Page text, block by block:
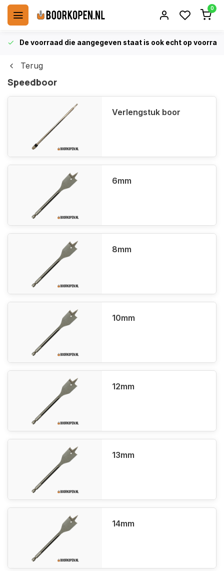
0
De voorraad die aangegeven staat is ook echt op
Terug
Speedboor
Verlengstuk boor
6mm
8mm
10mm
12mm
13mm
14mm